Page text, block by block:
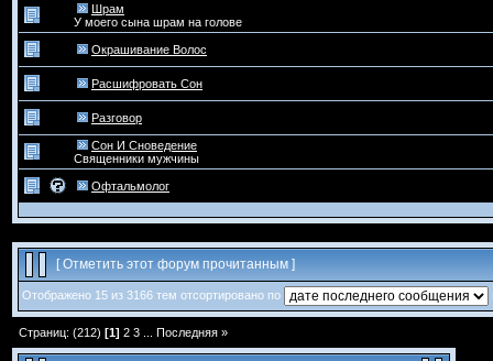
Шрам
У моего сына шрам на голове
Окрашивание Волос
Расшифровать Сон
Разговор
Сон И Сноведение
Священники мужчины
Офтальмолог
[Отметить этот форум прочитанным ]
Отображено 15 из 3166 тем отсортировано по
Страниц: (212) [1] 2 3 Последняя »